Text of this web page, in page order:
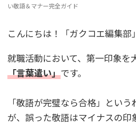
い敬語＆マナー完全ガイド
こんにちは！「ガクコエ編集部
就職活動において、第一印象を
「言葉遣い」です。
「敬語が完璧なら合格」とい
が、誤った敬語はマイナスの印